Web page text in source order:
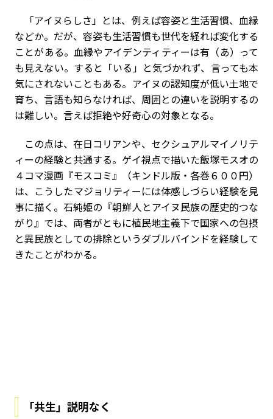
「アイヌらしさ」とは、例えば容姿と生活習慣、血縁
などか。だが、容姿も生活習慣も世代を経れば変化する
ことがある。血縁やアイデンティティーは有（あ）って
も見えない。すると「いる」と気づかれず、言っても本
気にされないこともある。アイヌの認知度が低い土地で
育ち、言語も知らなければ、周囲との違いを説明するの
は難しい。言えば拒絶や好奇心の対象となる。
この点は、在日コリアンや、セクシュアルマイノリテ
ィーの経験と共通する。ゲイ視点で描いた飯塚モスオの
４コマ漫画『モスコミ』（キンドル版・各巻６００円）
は、こうしたマジョリティーには体感しづらい経験を見
事に描く。石純姫の『朝鮮人とアイヌ民族の歴史的つな
がり』では、両者がともに植民地主義下で国家への包摂
と異民族としての排除というダブルバインドを経験して
きたことがわかる。
「共生」説明なく